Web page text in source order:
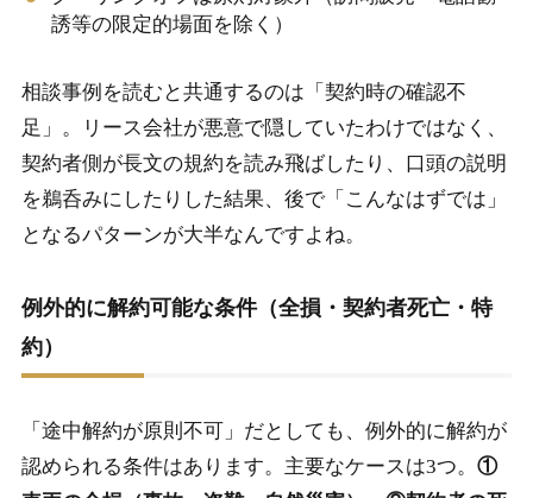
誘等の限定的場面を除く）
相談事例を読むと共通するのは「契約時の確認不
足」。リース会社が悪意で隠していたわけではなく、
契約者側が長文の規約を読み飛ばしたり、口頭の説明
を鵜呑みにしたりした結果、後で「こんなはずでは」
となるパターンが大半なんですよね。
例外的に解約可能な条件（全損・契約者死亡・特
約）
「途中解約が原則不可」だとしても、例外的に解約が
認められる条件はあります。主要なケースは3つ。 ①